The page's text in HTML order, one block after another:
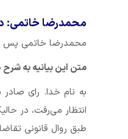
محمدرضا خاتمی:
محمدرضا خاتمی پس از
متن این بیانیه به
به نام خدا. رای
انتظار می‌رفت، در
طبق روال قانونی